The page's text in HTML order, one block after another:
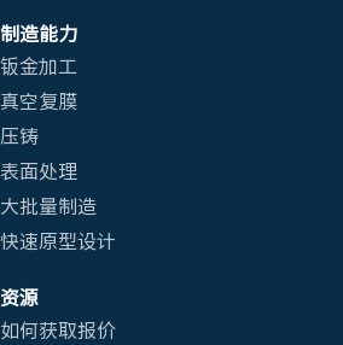
制造能力
钣金加工
真空复膜
压铸
表面处理
大批量制造
快速原型设计
资源
如何获取报价